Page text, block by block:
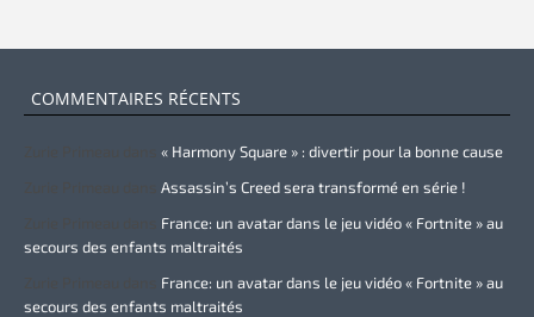
COMMENTAIRES RÉCENTS
« Harmony Square » : divertir pour la bonne cause
Assassin’s Creed sera transformé en série !
France: un avatar dans le jeu vidéo « Fortnite » au
secours des enfants maltraités
France: un avatar dans le jeu vidéo « Fortnite » au
secours des enfants maltraités